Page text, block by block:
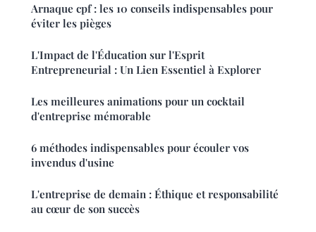
Arnaque cpf : les 10 conseils indispensables pour
éviter les pièges
L'Impact de l'Éducation sur l'Esprit
Entrepreneurial : Un Lien Essentiel à Explorer
Les meilleures animations pour un cocktail
d'entreprise mémorable
6 méthodes indispensables pour écouler vos
invendus d'usine
L'entreprise de demain : Éthique et responsabilité
au cœur de son succès